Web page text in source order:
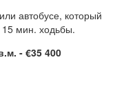
автобусе, который
15 мин. ходьбы.
- €35 400